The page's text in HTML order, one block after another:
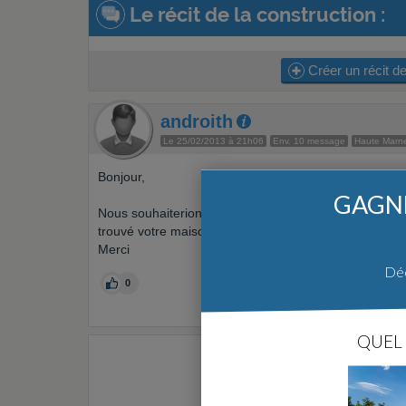
Le récit de la construction :
Créer un récit
androith
Le 25/02/2013 à 21h06 Env. 10 message Haute
Bonjour,
Nous souhaiterions construire en Haute Marne
trouvé votre maison très belle. Auriez vous des
Merci
0
QUEL